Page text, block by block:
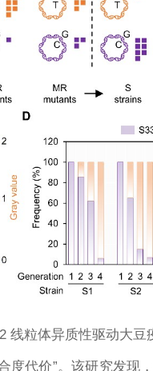
线粒体异质性驱动大
度代价”。该研究发